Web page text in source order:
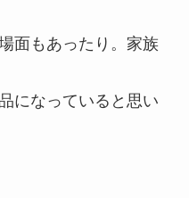
面もあったり。家族
になっていると思い